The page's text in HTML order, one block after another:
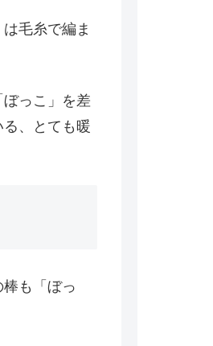
毛糸で編ま
っこ」を差
、とても暖
も「ぼっ